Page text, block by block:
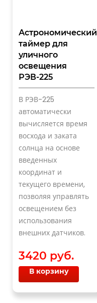
Астрономический
таймер для
уличного
освещения
РЭВ-225
В РЭВ-225
автоматически
вычисляется время
восхода и заката
солнца на основе
введенных
координат и
текущего времени,
позволяя управлять
освещением без
использования
внешних датчиков.
3420 руб.
В корзину